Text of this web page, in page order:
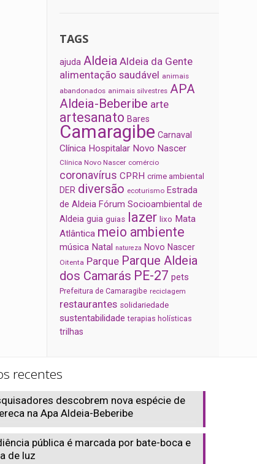
TAGS
ajuda Aldeia Aldeia da Gente
alimentação saudável animais
abandonados animais silvestres APA
Aldeia-Beberibe arte
artesanato Bares
Camaragibe Carnaval
Clínica Hospitalar Novo Nascer
Clínica Novo Nascer comércio
coronavírus CPRH crime ambiental
DER diversão ecoturismo Estrada
de Aldeia Fórum Socioambiental de
Aldeia guia guias lazer lixo Mata
Atlântica meio ambiente
música Natal natureza Novo Nascer
Oitenta Parque Parque Aldeia
dos Camarás PE-27 pets
Prefeitura de Camaragibe reciclagem
restaurantes solidariedade
sustentabilidade terapias holísticas
trilhas
recentes
descobrem nova espécie de
na Apa Aldeia-Beberibe
pública é marcada por bate-boca e
de luz